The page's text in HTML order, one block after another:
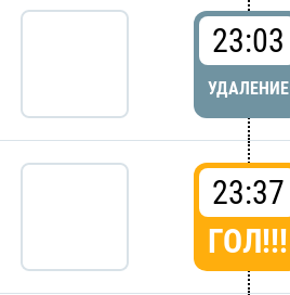
23:03
УДАЛЕНИЕ
23:37
ГОЛ!!!